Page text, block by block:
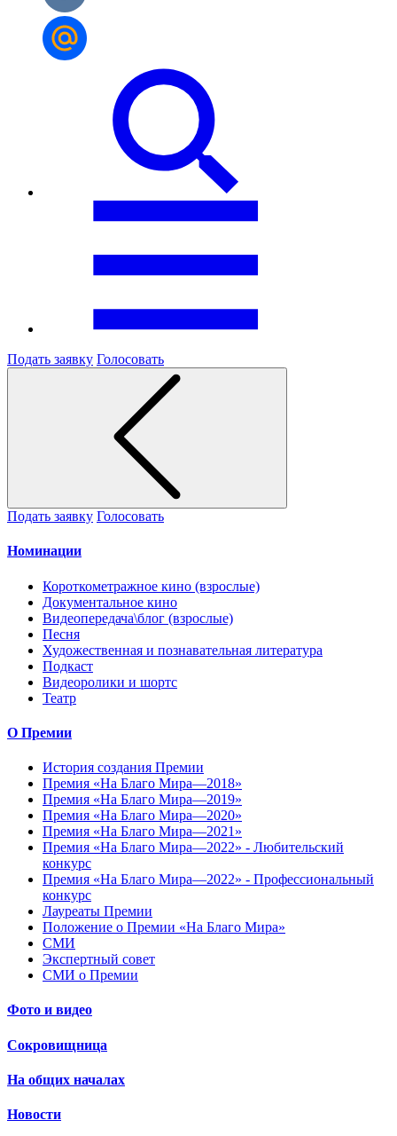
Подать заявку Голосовать
Подать заявку Голосовать
Номинации
Короткометражное кино (взрослые)
Документальное кино
Видеопередача\блог (взрослые)
Песня
Художественная и познавательная литература
Подкаст
Видеоролики и шортс
Театр
О Премии
История создания Премии
Премия «На Благо Мира—2018»
Премия «На Благо Мира—2019»
Премия «На Благо Мира—2020»
Премия «На Благо Мира—2021»
Премия «На Благо Мира—2022» - Любительский
конкурс
Премия «На Благо Мира—2022» - Профессиональный
конкурс
Лауреаты Премии
Положение о Премии «На Благо Мира»
СМИ
Экспертный совет
СМИ о Премии
Фото и видео
Сокровищница
На общих началах
Новости